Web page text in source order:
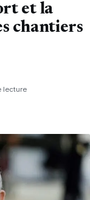
et la
chantiers
lecture